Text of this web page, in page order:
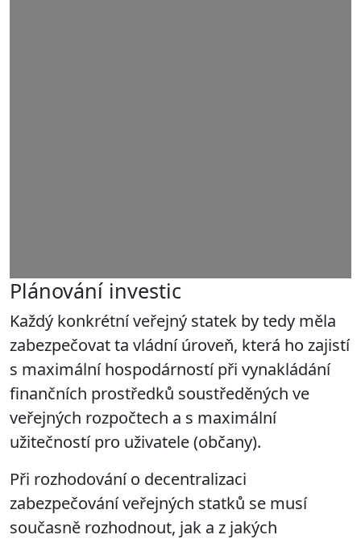
Plánování investic
Každý konkrétní veřejný statek by tedy měla
zabezpečovat ta vládní úroveň, která ho zajistí
s maximální hospodárností při vynakládání
finančních prostředků soustředěných ve
veřejných rozpočtech a s maximální
užitečností pro uživatele (občany).
Při rozhodování o decentralizaci
zabezpečování veřejných statků se musí
současně rozhodnout, jak a z jakých